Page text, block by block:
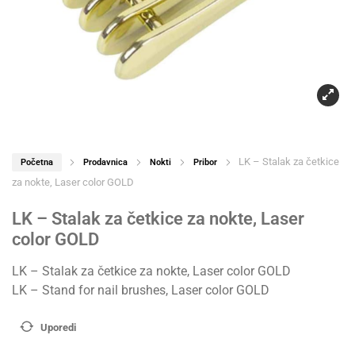
Početna Prodavnica Nokti Pribor
LK – Stalak za četkice
za nokte, Laser color GOLD
LK – Stalak za četkice za nokte, Laser
color GOLD
LK – Stalak za četkice za nokte, Laser color GOLD
LK – Stand for nail brushes, Laser color GOLD
Uporedi